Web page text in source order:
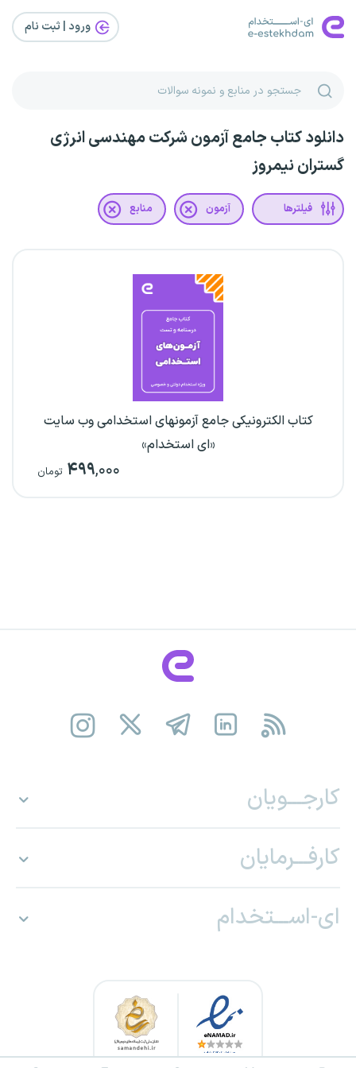
ورود | ثبت‌ نام
دانلود کتاب جامع آزمون شرکت مهندسی انرژی
گستران نیمروز
فیلترها آزمون منابع
کتاب الکترونیکی جامع آزمونهای استخدامی وب سایت
«ای استخدام»
۴۹۹,۰۰۰ تومان
کارجـــویان
کارفـــرمایان
ای-اســـتخدام